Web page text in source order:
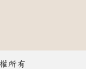
所有